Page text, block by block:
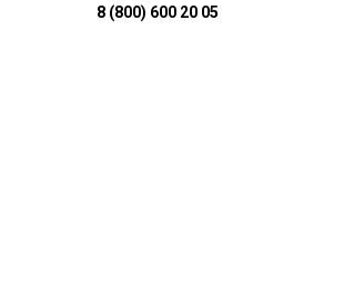
8 (800) 600 20 05